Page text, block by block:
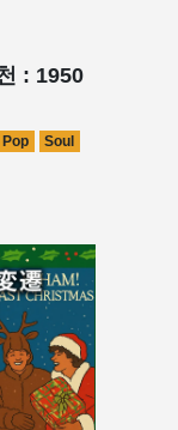
: 1950
Pop Soul